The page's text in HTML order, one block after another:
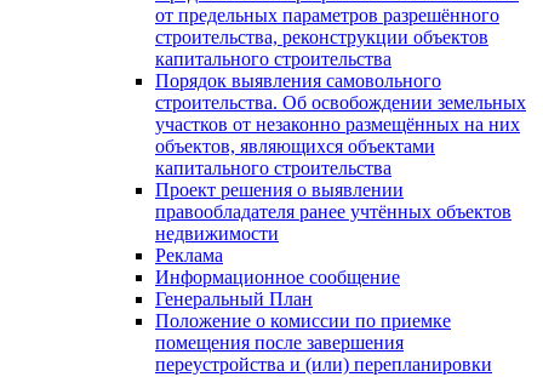
от предельных параметров разрешённого
строительства, реконструкции объектов
капитального строительства
Порядок выявления самовольного
строительства. Об освобождении земельных
участков от незаконно размещённых на них
объектов, являющихся объектами
капитального строительства
Проект решения о выявлении
правообладателя ранее учтённых объектов
недвижимости
Реклама
Информационное сообщение
Генеральный План
Положение о комиссии по приемке
помещения после завершения
переустройства и (или) перепланировки